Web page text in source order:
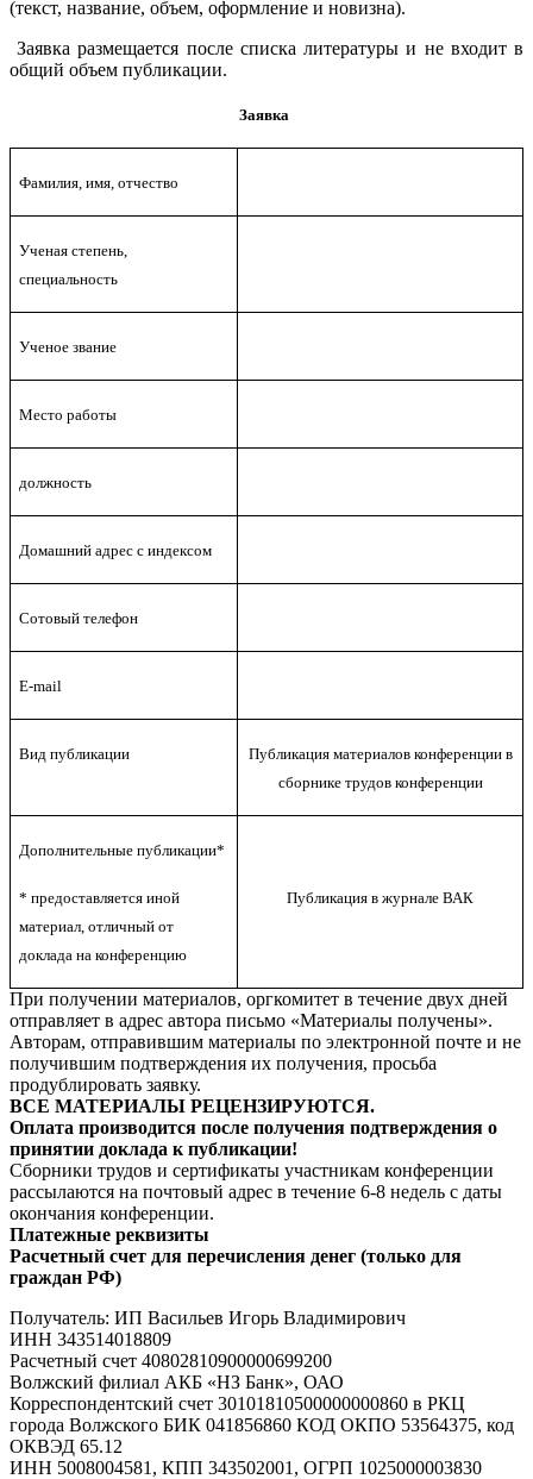
(текст, название, объем, оформление и новизна).
Заявка размещается после списка литературы и не входит в
общий объем публикации.
Заявка
Фамилия, имя, отчество
Ученая степень,
специальность
Ученое звание
Место работы
должность
Домашний адрес с индексом
Сотовый телефон
E-mail
Вид публикации
Публикация материалов конференции в
сборнике трудов конференции
Дополнительные публикации*
* предоставляется иной
материал, отличный от
доклада на конференцию
Публикация в журнале ВАК
При получении материалов, оргкомитет в течение двух дней
отправляет в адрес автора письмо «Материалы получены».
Авторам, отправившим материалы по электронной почте и не
получившим подтверждения их получения, просьба
продублировать заявку.
ВСЕ МАТЕРИАЛЫ РЕЦЕНЗИРУЮТСЯ.
Оплата производится после получения подтверждения о
принятии доклада к публикации!
Сборники трудов и сертификаты участникам конференции
рассылаются на почтовый адрес в течение 6-8 недель с даты
окончания конференции.
Платежные реквизиты
Расчетный счет для перечисления денег (только для
граждан РФ)
Получатель: ИП Васильев Игорь Владимирович
ИНН 343514018809
Расчетный счет 40802810900000699200
Волжский филиал АКБ «НЗ Банк», ОАО
Корреспондентский счет 30101810500000000860 в РКЦ
города Волжского БИК 041856860 КОД ОКПО 53564375, код
ОКВЭД 65.12
ИНН 5008004581, КПП 343502001, ОГРП 1025000003830